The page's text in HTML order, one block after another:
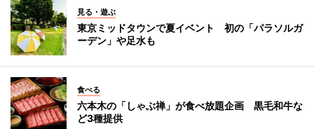
見る・遊ぶ
東京ミッドタウンで夏イベント 初の「パラソルガ
ーデン」や足水も
食べる
六本木の「しゃぶ禅」が食べ放題企画 黒毛和牛な
ど3種提供